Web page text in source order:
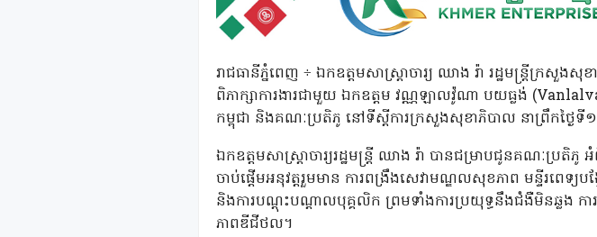
រាជធានីភ្នំពេញ ÷ ឯកឧត្តមសាស្ត្រាចារ្យ ឈាង រ៉ា រដ្ឋមន្ត្រីក្រ
ពិភាក្សាការងារជាមួយ ឯកឧត្តម វណ្ណឡាលវ៉ូណា បយធ្លង់
កម្ពុជា និងគណៈប្រតិភូ នៅទីស្តីការក្រសួងសុខាភិបាល នាព្រឹកថ្ងៃទី
ឯកឧត្តមសាស្ត្រាចារ្យរដ្ឋមន្ត្រី ឈាង រ៉ា បានជម្រាបជូនគណៈប្រ
ចាប់ផ្តើមអនុវត្តរួមមាន ការពង្រឹងសេវាមណ្ឌលសុខភាព មន្ទីរពេទ្យប
និងការបណ្តុះបណ្តាលបុគ្គលិក ព្រមទាំងការប្រយុទ្ធនឹងជំងឺមិនឆ្លង ក
ភាពឌីជីថល។